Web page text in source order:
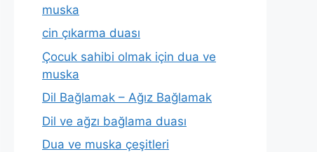
muska
cin çıkarma duası
Çocuk sahibi olmak için dua ve
muska
Dil Bağlamak – Ağız Bağlamak
Dil ve ağzı bağlama duası
Dua ve muska çeşitleri